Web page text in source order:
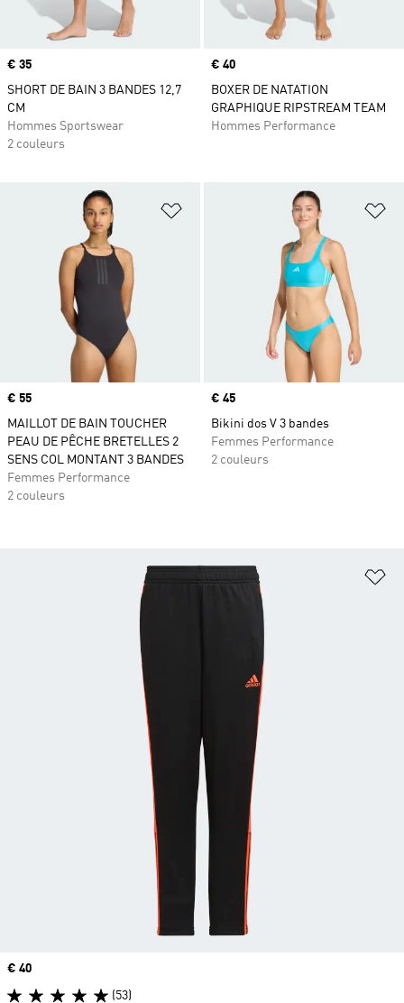
Prix
€ 35
SHORT DE BAIN 3 BANDES 12,7
CM
Hommes Sportswear
2 couleurs
Prix
€ 40
BOXER DE NATATION
GRAPHIQUE RIPSTREAM TEAM
Hommes Performance
Ajouter à la Liste de produits
Prix
€ 55
MAILLOT DE BAIN TOUCHER
PEAU DE PÊCHE BRETELLES 2
SENS COL MONTANT 3 BANDES
Femmes Performance
2 couleurs
Prix
€ 45
Bikini dos V 3 bandes
Femmes Performance
2 couleurs
Prix
€ 40
(53)